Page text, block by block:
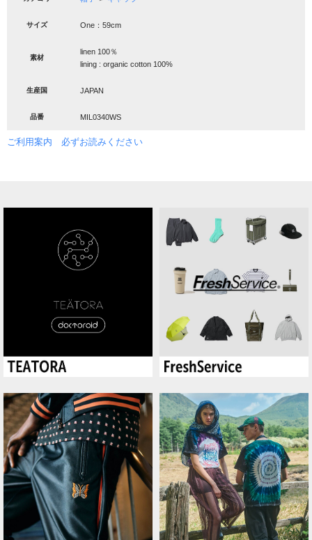
サイズ One：59cm
素材
linen 100％
lining : organic cotton 100%
生産国 JAPAN
品番 MIL0340WS
ご利用案内 必ずお読みください